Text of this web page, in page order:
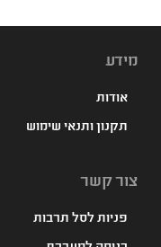
מידע
אודות
תקנון ותנאי שימוש
צור קשר
פניות לסל תרבות